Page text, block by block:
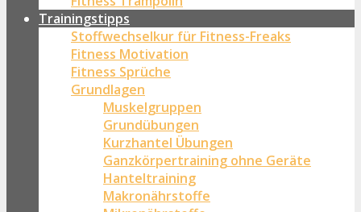
Trainingstipps
Stoffwechselkur für Fitness-Freaks
Fitness Motivation
Fitness Sprüche
Grundlagen
Muskelgruppen
Grundübungen
Kurzhantel Übungen
Ganzkörpertraining ohne Geräte
Hanteltraining
Makronährstoffe